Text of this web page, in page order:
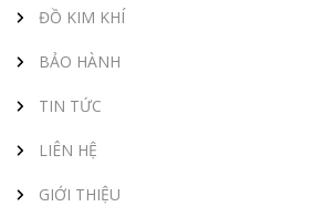
ĐỒ KIM KHÍ
BẢO HÀNH
TIN TỨC
LIÊN HỆ
GIỚI THIỆU